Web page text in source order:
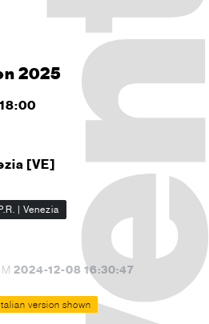
2025
[VE]
| Venezia
2024-12-08 16:30:47
version shown